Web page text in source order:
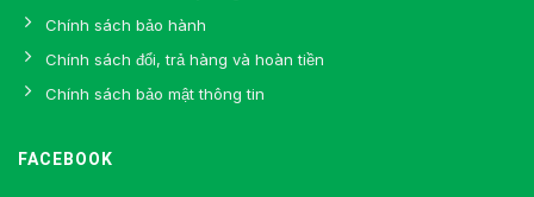
Chính sách bảo hành
Chính sách đổi, trả hàng và hoàn tiền
Chính sách bảo mật thông tin
FACEBOOK